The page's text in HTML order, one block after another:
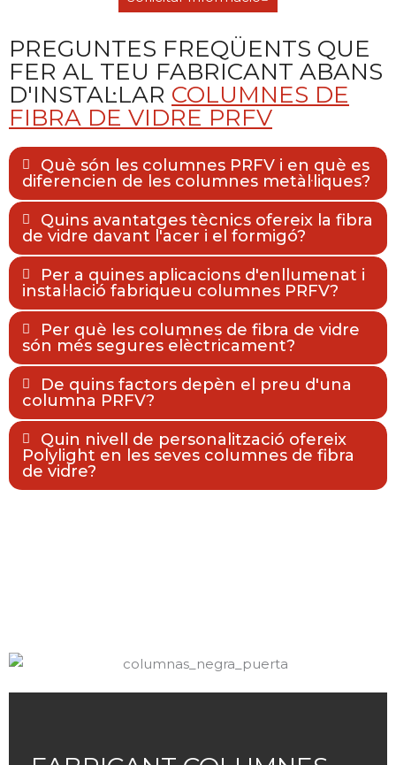
PREGUNTES FREQÜENTS QUE
FER AL TEU FABRICANT ABANS
D'INSTAL·LAR COLUMNES DE
FIBRA DE VIDRE PRFV
Què són les columnes PRFV i en què es
diferencien de les columnes metàl·liques?
Quins avantatges tècnics ofereix la fibra
de vidre davant l'acer i el formigó?
Per a quines aplicacions d'enllumenat i
instal·lació fabriqueu columnes PRFV?
Per què les columnes de fibra de vidre
són més segures elèctricament?
De quins factors depèn el preu d'una
columna PRFV?
Quin nivell de personalització ofereix
Polylight en les seves columnes de fibra
de vidre?